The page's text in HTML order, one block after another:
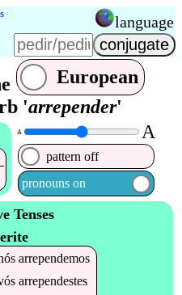
language
European
'arrepender'
A A
pattern off
pronouns on
Tenses
arrependemos
arrependestes